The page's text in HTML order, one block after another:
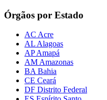
Órgãos por Estado
AC Acre
AL Alagoas
AP Amapá
AM Amazonas
BA Bahia
CE Ceará
DF Distrito Federal